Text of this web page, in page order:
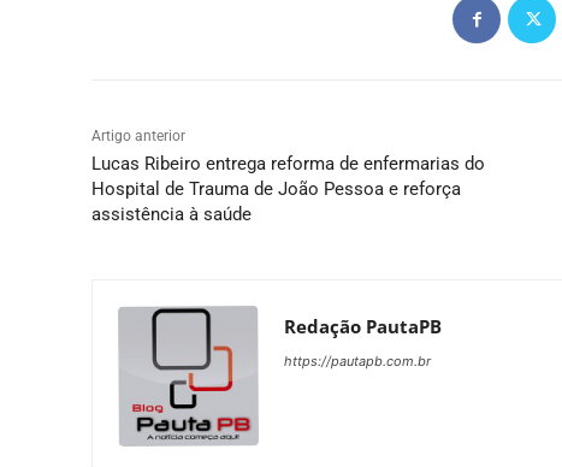
Artigo anterior
Lucas Ribeiro entrega reforma de enfermarias do
Hospital de Trauma de João Pessoa e reforça
assistência à saúde
Redação PautaPB
https://pautapb.com.br